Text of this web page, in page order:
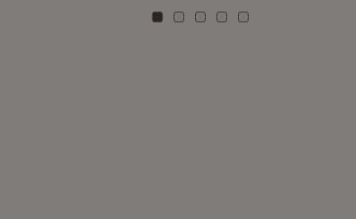
Zu Kachel: 0
Zu Kachel: 3
Zu Kachel: 6
Zu Kachel: 9
Zu Kachel: 12